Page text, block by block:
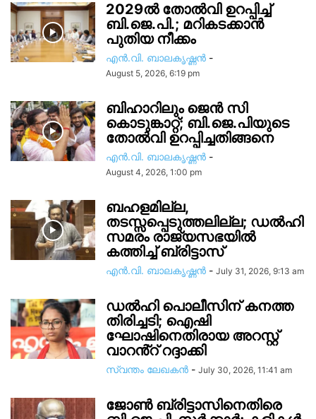
2029ൽ തോല്‍വി ഉറപ്പിച്ച്
ബി.ജെ.പി.; മറികടക്കാൻ
പുതിയ നീക്കം
എൻ.വി. ബാലകൃഷ്ണൻ -
August 5, 2026, 6:19 pm
ബിഹാറിലും ജെൻ സി
കൊടുങ്കാറ്റ്; ബി.ജെ.പിയുടെ
തോൽവി ഉറപ്പിച്ചതിങ്ങനെ
എൻ.വി. ബാലകൃഷ്ണൻ -
August 4, 2026, 1:00 pm
ബഹളമില്ല,
തടസ്സപ്പെടുത്തലില്ല; ഡൽഹി
സമരം രാജ്യസഭയിൽ
കത്തിച്ച് ബ്രിട്ടാസ്
എൻ.വി. ബാലകൃഷ്ണൻ - July 31, 2026, 9:13 am
ഡൽഹി പൊലീസിന് കനത്ത
തിരിച്ചടി; ഐഷി
ഘോഷിനെതിരായ അറസ്റ്റ്
വാറൻ്റ് റദ്ദാക്കി
സ്വന്തം ലേഖകന്‍ - July 30, 2026, 11:41 am
ജോൺ ബ്രിട്ടാസിനെതിരെ